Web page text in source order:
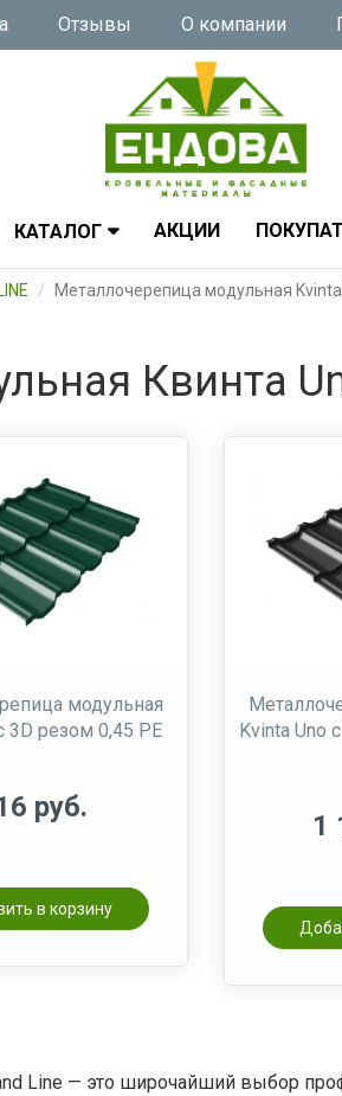
Отзывы О компании
КАТАЛОГ АКЦИИ
Металлочерепица модульная Kvinta
Квинта
модульная
3D резом 0,45 РЕ
руб.
в корзину
Kvinta Uno
1
Line — это широчайший выбор